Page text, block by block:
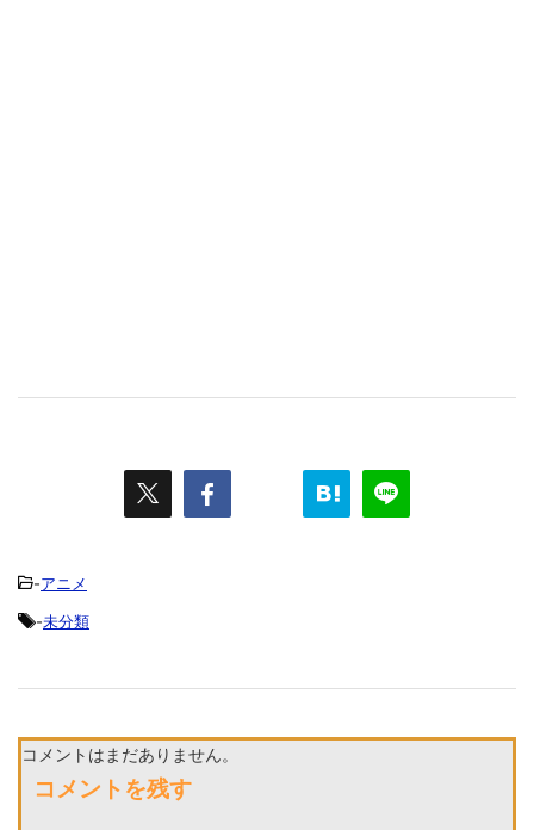
-アニメ
-未分類
コメントはまだありません。
コメントを残す